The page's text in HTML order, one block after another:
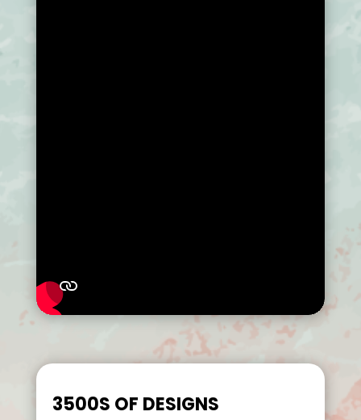
3500S OF DESIGNS